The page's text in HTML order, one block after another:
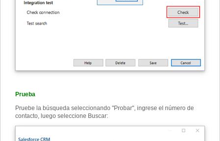
Prueba
Pruebe la búsqueda seleccionando "Probar", ingrese el número de
contacto, luego seleccione Buscar: